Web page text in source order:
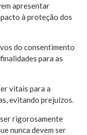
apresentar
à proteção dos
do consentimento
para as
vitais para a
evitando prejuízos.
rigorosamente
nunca devem ser